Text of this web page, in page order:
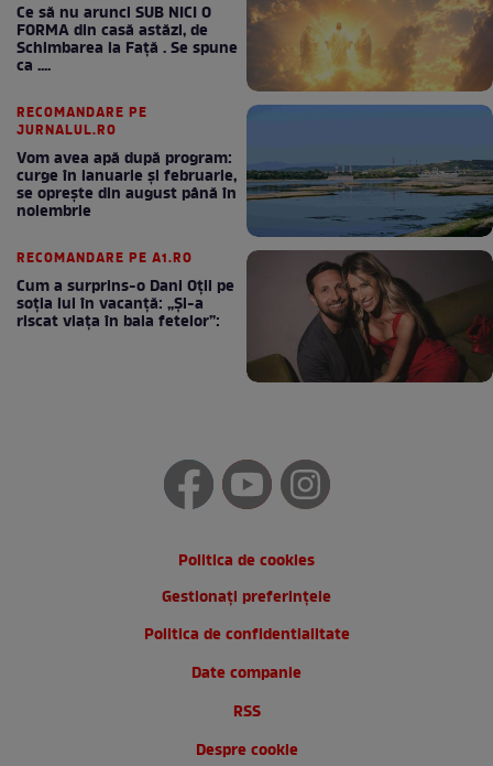
Ce să nu arunci SUB NICI O
FORMA din casă astăzi, de
Schimbarea la Față . Se spune
ca ....
RECOMANDARE PE
JURNALUL.RO
Vom avea apă după program:
curge în ianuarie și februarie,
se oprește din august până în
noiembrie
RECOMANDARE PE A1.RO
Cum a surprins-o Dani Oțil pe
soția lui în vacanță: „Și-a
riscat viața în baia fetelor”:
Politica de cookies
Gestionați preferințele
Politica de confidentialitate
Date companie
RSS
Despre cookie